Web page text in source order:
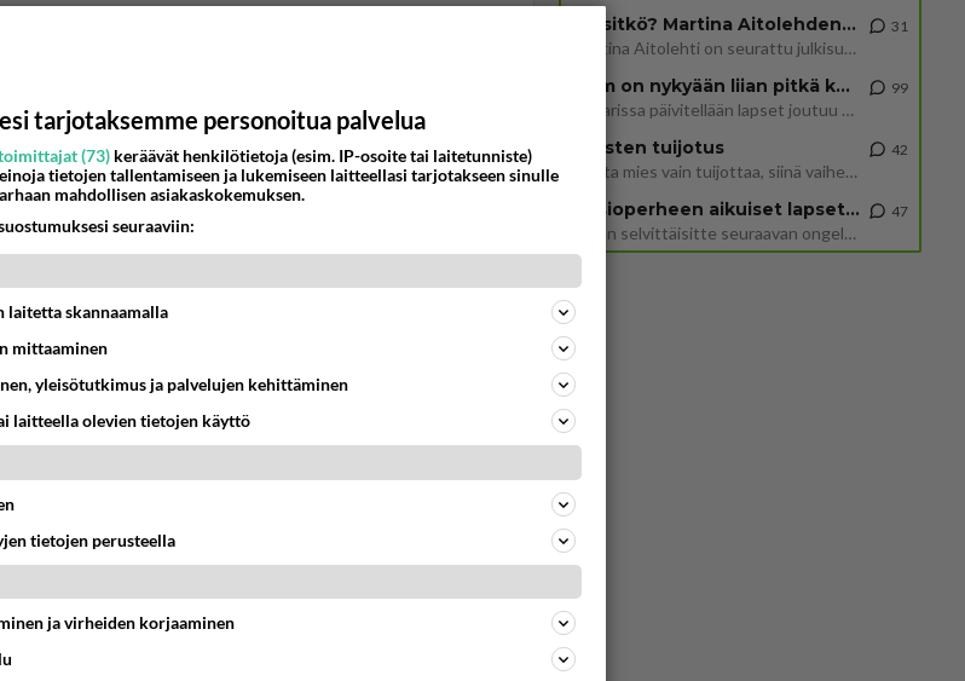
ystävältäni?
Tiesitkö? Martina Aitolehden isäpuoli on tämä suosittu laulaja
Martina Aitolehti on seurattu julkisuuden henkilö. Lähipiiriin mahtuu muitakin tunnettuja henkilöitä. Tiesitkö, että Ma
31
2 km on nykyään liian pitkä koulumatka
Hesarissa päivitellään lapset joutuu nyt kulkemaan 2 km kouluun jösses. Ruostefillarilla tuo matka menee vaikka miten äk
99
Miesten tuijotus
Mutta mies vain tuijottaa, siinä vaiheessa käännän itse pään pois. Mikä juttu? Yleensä jos joku tuijottaa tai katsoo, hä
42
Uusioperheen aikuiset lapset tyhjentää jääkaapin käydessään
Miten selvittäisitte seuraavan ongelman, meillä on uusioperhe, minulla teini-ikäiset lapset ja puolisolla aikuiset, jotk
47
tarjotaksemme personoitua palvelua
(73) keräävät henkilötietoja (esim. IP-osoite tai laitetunniste)
tietojen tallentamiseen ja lukemiseen laitteellasi tarjotakseen sinulle
mahdollisen asiakaskokemuksen.
seuraaviin:
skannaamalla
mittaaminen
yleisötutkimus ja palvelujen kehittäminen
laitteella olevien tietojen käyttö
tietojen perusteella
ja virheiden korjaaminen